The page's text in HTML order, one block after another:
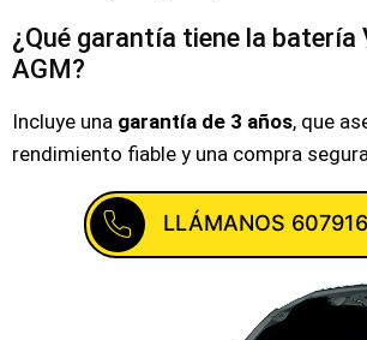
¿Qué garantía tiene la batería
AGM?
Incluye una garantía de 3 años, que
rendimiento fiable y una compra
LLÁMANOS